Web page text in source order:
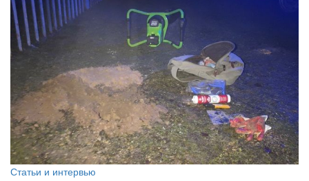
Статьи и интервью